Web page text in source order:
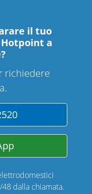
il tuo
a
?
richiedere
dalla chiamata.